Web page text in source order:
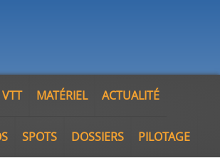
VTT MATÉRIEL ACTUALITÉ
SPOTS DOSSIERS PILOTAGE